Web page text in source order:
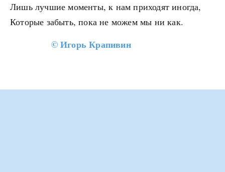
Лишь лучшие моменты, к нам приходят иногда,
Которые забыть, пока не можем мы ни как.
©Игорь Крапивин